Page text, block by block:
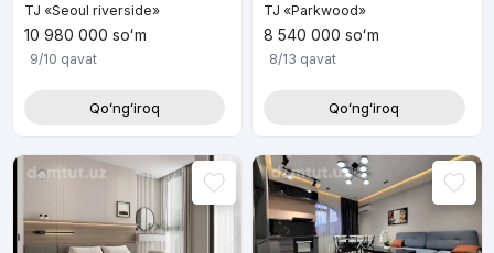
TJ «Seoul riverside»
10 980 000 soʻm
9/10 qavat
Qoʻngʻiroq
TJ «Parkwood»
8 540 000 soʻm
8/13 qavat
Qoʻngʻiroq